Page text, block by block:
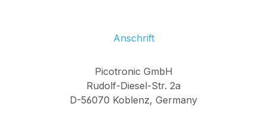
Anschrift
Picotronic GmbH
Rudolf-Diesel-Str. 2a
D-56070 Koblenz, Germany